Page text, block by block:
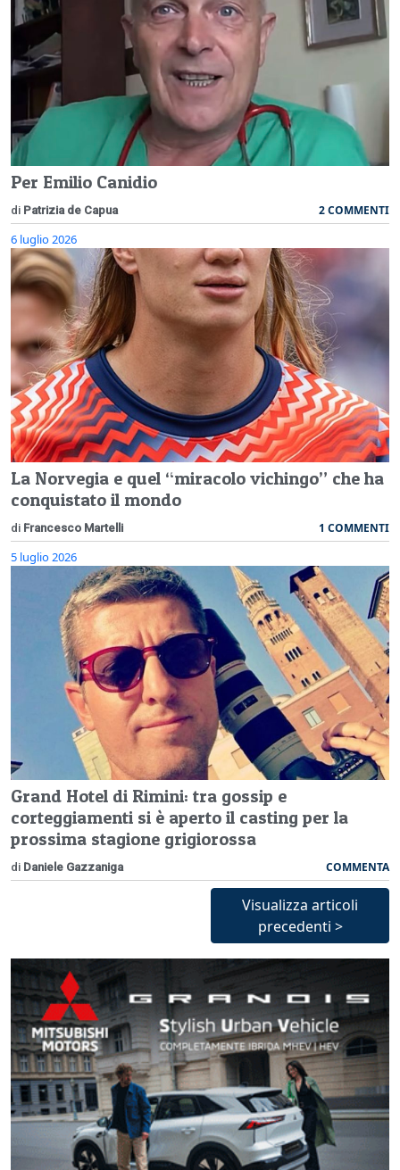
Per Emilio Canidio
di Patrizia de Capua 2 COMMENTI
6 luglio 2026
La Norvegia e quel “miracolo vichingo” che ha
conquistato il mondo
di Francesco Martelli 1 COMMENTI
5 luglio 2026
Grand Hotel di Rimini: tra gossip e
corteggiamenti si è aperto il casting per la
prossima stagione grigiorossa
di Daniele Gazzaniga COMMENTA
Visualizza articoli
precedenti >